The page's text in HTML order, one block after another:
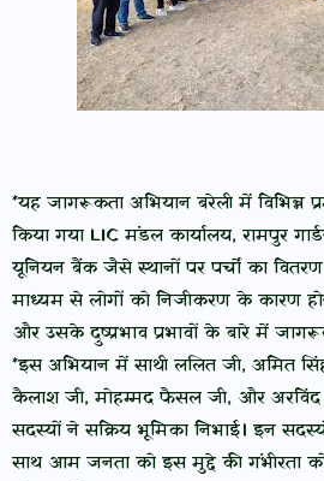
*यह जागरूकता अभियान बरेली में विभिन्न
किया गया LIC मंडल कार्यालय, रामपुर
यूनियन बैंक जैसे स्थानों पर पर्चों का
माध्यम से लोगों को निजीकरण के कारण
और उसके दुष्प्रभाव प्रभावों के बारे में
*इस अभियान में साथी ललित जी, अमित
कैलाश जी, मोहम्मद फैसल जी, और
सदस्यों ने सक्रिय भूमिका निभाई। इन
साथ आम जनता को इस मुद्दे की गंभीरता